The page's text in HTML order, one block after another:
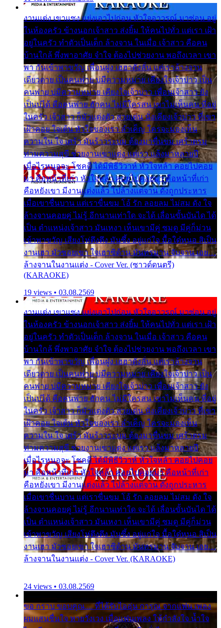
งานแต่ง เขาแซง แย่งเอาไปก่อน หัวใจอาวรณ์ มาซ่อน อยู่
ในห้องครัว ข้างนอกเจ้าสาว ส่งยิ้ม ให้คนไปทั่ว แต่เรา เฝ้า
อยู่ในครัว ทำตัวเป็นเด็ก ล้างจาน ในเมื่อ เจ้าสาว คือคน
บ้านใกล้ พึ่งพาอาศัย จำใจ ต้องไปช่วยงาน พอถึงเวลา เขา
พา กันเข้าพาขวัญ เพื่อนฝูง เฮฮาดังลั่น แต่เราล้างจาน
เดียวดาย เป็นคนพ่าย บ่มีความหมาย เคียงใจเจ้าบ่าว เป็น
คนพ่าย บ่มีความหมาย เคียงใจเจ้าบ่าว เพื่อนเจ้าสาว ยัง
เป็นบ่ได้ คือคนพ่าย ฮักคน ไม่มีใครสน เขาไม่เห็นคน ที่อยู่
ในครัว เจ้าสาว ก็มัวแต่งตัว สวยเด่น นั่งเคียงเจ้าบ่าว ที่เขา
เฝ้าคอย ใจเต้น หัวใจของเรา ลำเค็ญ ใครจะมองเห็น
ความใน ใจ เศร้า มันร้าวระบม ต้องมาขื่นขม เศร้าตรม
ท่ามความสุขี ช่วยงานเขาแต่ง แต่เรา แล้งมาหลายปี
เมื่อไรหนอจะ โชคดี ได้มีพิธีวิวาห์ หัวใจหล้า คอยไปคอย
มา คือหน้าที่เก่า หัวใจหล้า คอยไปคอยมา คือหน้าที่เก่า
คือหยังเขา มีงานแต่งแล้ว ไปล้างแต่จาน ดั่งถูกประหาร
เมื่อเขาชื่นบาน แต่เราขื่นขม โอ้ รัก ลอยลม ไม่สม ดัง ใจ
ล้างจานคอยคู่ ไม่รู้ อีกนานเท่าใด จะได้ เลื่อนขั้นบันได ได้
เป็น ตำแหน่งเจ้าสาว มันเหงา เห็นเขามีคู่ ซมดู มีคู่ก็ม่วน
เข้าพาขวัญ เสียงโห่ตึงตึง มันซึ้ง อยู่แก่ใจ มื้อใด๋หนอ สิเป็น
งานเฮา มัวซอยเขา ใจเฮาซิด้าน มันทรมาน จับจาน เอย…
ล้างจานในงานแต่ง - Cover Ver. (ซาวด์ดนตรี)
(KARAOKE)
19 views • 03.08.2569
งานแต่ง เขาแซง แย่งเอาไปก่อน หัวใจอาวรณ์ มาซ่อน อยู่
ในห้องครัว ข้างนอกเจ้าสาว ส่งยิ้ม ให้คนไปทั่ว แต่เรา เฝ้า
อยู่ในครัว ทำตัวเป็นเด็ก ล้างจาน ในเมื่อ เจ้าสาว คือคน
บ้านใกล้ พึ่งพาอาศัย จำใจ ต้องไปช่วยงาน พอถึงเวลา เขา
พา กันเข้าพาขวัญ เพื่อนฝูง เฮฮาดังลั่น แต่เราล้างจาน
เดียวดาย เป็นคนพ่าย บ่มีความหมาย เคียงใจเจ้าบ่าว เป็น
คนพ่าย บ่มีความหมาย เคียงใจเจ้าบ่าว เพื่อนเจ้าสาว ยัง
เป็นบ่ได้ คือคนพ่าย ฮักคน ไม่มีใครสน เขาไม่เห็นคน ที่อยู่
ในครัว เจ้าสาว ก็มัวแต่งตัว สวยเด่น นั่งเคียงเจ้าบ่าว ที่เขา
เฝ้าคอย ใจเต้น หัวใจของเรา ลำเค็ญ ใครจะมองเห็น
ความใน ใจ เศร้า มันร้าวระบม ต้องมาขื่นขม เศร้าตรม
ท่ามความสุขี ช่วยงานเขาแต่ง แต่เรา แล้งมาหลายปี
เมื่อไรหนอจะ โชคดี ได้มีพิธีวิวาห์ หัวใจหล้า คอยไปคอย
มา คือหน้าที่เก่า หัวใจหล้า คอยไปคอยมา คือหน้าที่เก่า
คือหยังเขา มีงานแต่งแล้ว ไปล้างแต่จาน ดั่งถูกประหาร
เมื่อเขาชื่นบาน แต่เราขื่นขม โอ้ รัก ลอยลม ไม่สม ดัง ใจ
ล้างจานคอยคู่ ไม่รู้ อีกนานเท่าใด จะได้ เลื่อนขั้นบันได ได้
เป็น ตำแหน่งเจ้าสาว มันเหงา เห็นเขามีคู่ ซมดู มีคู่ก็ม่วน
เข้าพาขวัญ เสียงโห่ตึงตึง มันซึ้ง อยู่แก่ใจ มื้อใด๋หนอ สิเป็น
งานเฮา มัวซอยเขา ใจเฮาซิด้าน มันทรมาน จับจาน เอย…
ล้างจานในงานแต่ง - Cover Ver. (KARAOKE)
24 views • 03.08.2569
ขอ กราบ ขอบคุณ.... ที่ได้รับไออุ่น การุณ จากแฟน เพลง
ผมแสนชื่นใจ หายวังเวง เมื่อแฟนเพลง ให้กำลังใจ น้ำใจ